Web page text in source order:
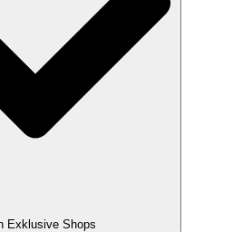
Offen Exklusive Shops